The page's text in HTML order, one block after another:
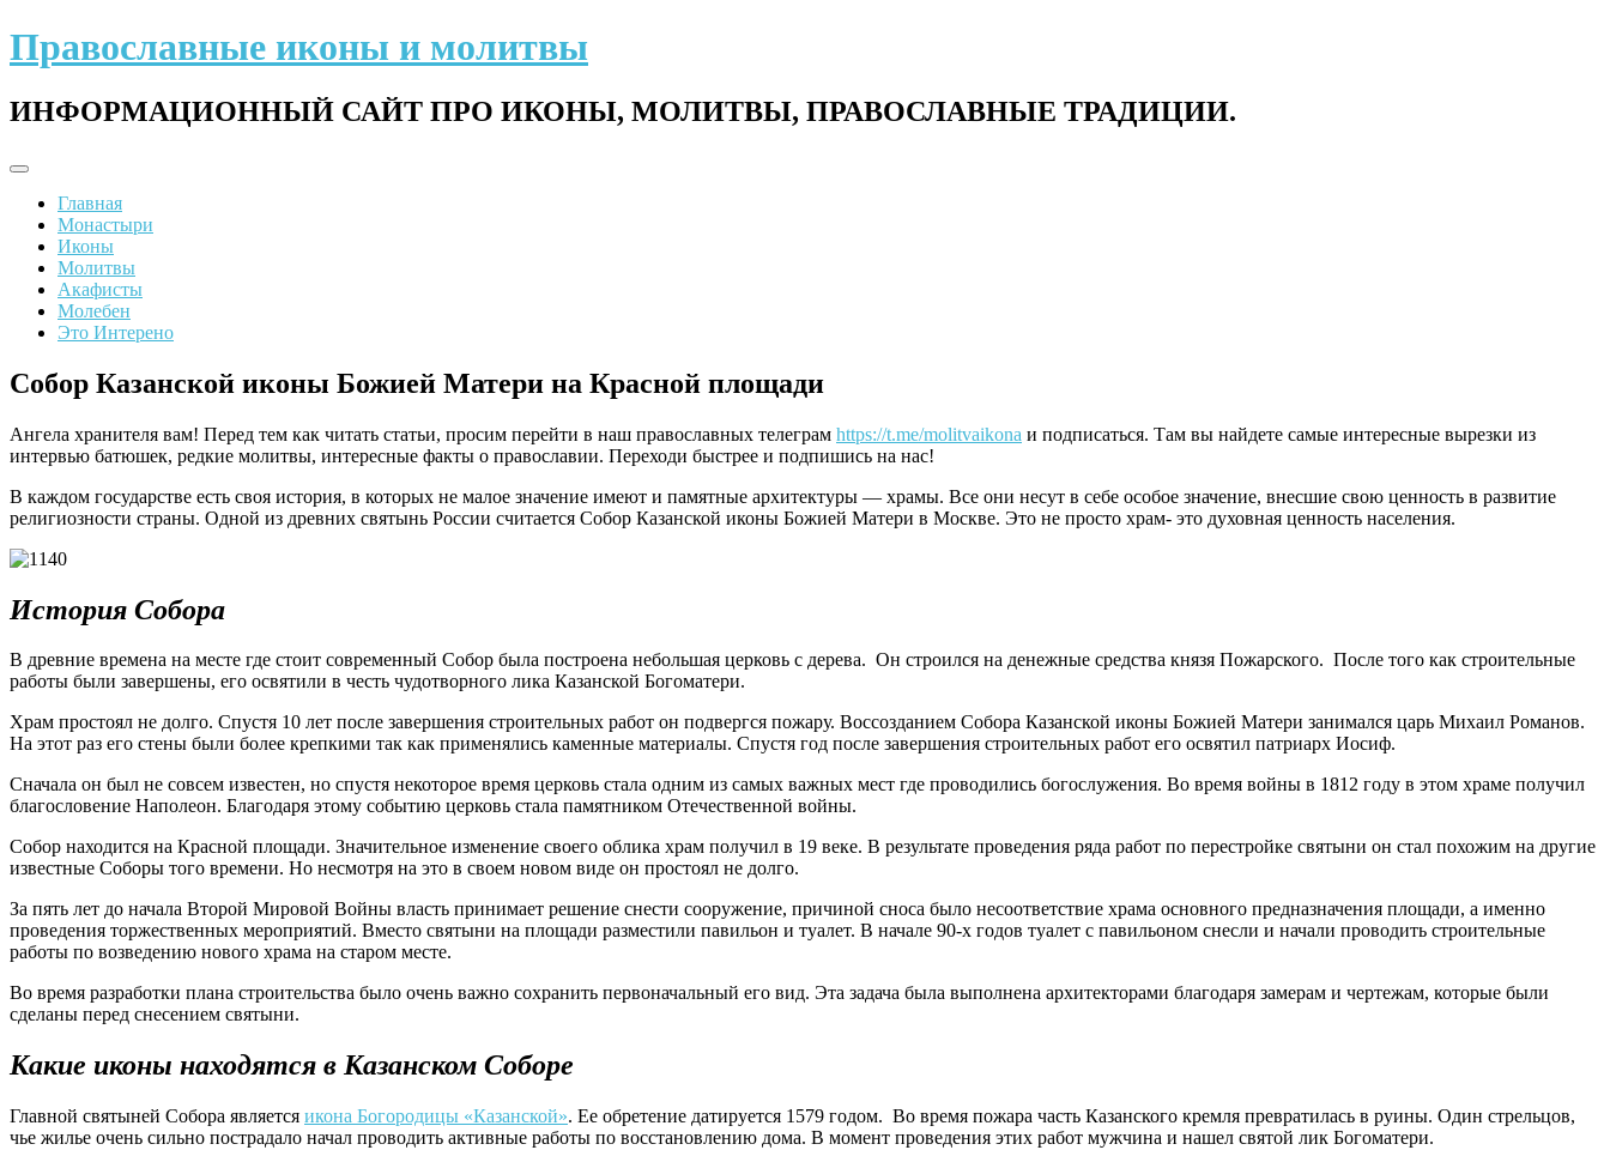
Перейти
к
Православные иконы и молитвы
ИНФОРМАЦИОННЫЙ САЙТ ПРО ИКОНЫ, МОЛИТВЫ, ПРАВОСЛАВНЫЕ ТРАДИЦИИ.
Главная
Монастыри
Иконы
Молитвы
Акафисты
Молебен
Это Интерено
Cобор Казанской иконы Божией Матери на Красной площади
Ангела хранителя вам! Перед тем как читать статьи, просим перейти в наш православных телеграм https://t.me/molitvaikona и подписаться. Там вы найдете самые интересные вырезки из
интервью батюшек, редкие молитвы, интересные факты о православии. Переходи быстрее и подпишись на нас!
В каждом государстве есть своя история, в которых не малое значение имеют и памятные архитектуры — храмы. Все они несут в себе особое значение, внесшие свою ценность в развитие
религиозности страны. Одной из древних святынь России считается Собор Казанской иконы Божией Матери в Москве. Это не просто храм- это духовная ценность населения.
История Собора
В древние времена на месте где стоит современный Собор была построена небольшая церковь с дерева. Он строился на денежные средства князя Пожарского. После того как строительные
работы были завершены, его освятили в честь чудотворного лика Казанской Богоматери.
Храм простоял не долго. Спустя 10 лет после завершения строительных работ он подвергся пожару. Воссозданием Собора Казанской иконы Божией Матери занимался царь Михаил Романов.
На этот раз его стены были более крепкими так как применялись каменные материалы. Спустя год после завершения строительных работ его освятил патриарх Иосиф.
Сначала он был не совсем известен, но спустя некоторое время церковь стала одним из самых важных мест где проводились богослужения. Во время войны в 1812 году в этом храме получил
благословение Наполеон. Благодаря этому событию церковь стала памятником Отечественной войны.
Собор находится на Красной площади. Значительное изменение своего облика храм получил в 19 веке. В результате проведения ряда работ по перестройке святыни он стал похожим на другие
известные Соборы того времени. Но несмотря на это в своем новом виде он простоял не долго.
За пять лет до начала Второй Мировой Войны власть принимает решение снести сооружение, причиной сноса было несоответствие храма основного предназначения площади, а именно
проведения торжественных мероприятий. Вместо святыни на площади разместили павильон и туалет. В начале 90-х годов туалет с павильоном снесли и начали проводить строительные
работы по возведению нового храма на старом месте.
Во время разработки плана строительства было очень важно сохранить первоначальный его вид. Эта задача была выполнена архитекторами благодаря замерам и чертежам, которые были
сделаны перед снесением святыни.
Какие иконы находятся в Казанском Соборе
Главной святыней Собора является икона Богородицы «Казанской». Ее обретение датируется 1579 годом. Во время пожара часть Казанского кремля превратилась в руины. Один стрельцов,
чье жилье очень сильно пострадало начал проводить активные работы по восстановлению дома. В момент проведения этих работ мужчина и нашел святой лик Богоматери.